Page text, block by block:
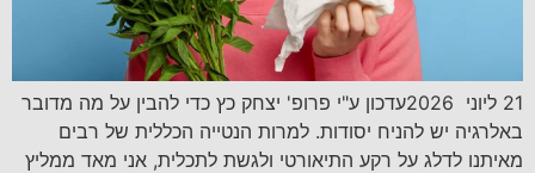
21 ליוני 2026עדכון ע"י פרופ' יצחק כץ כדי להבין על מה מדובר
באלרגיה יש להניח יסודות. למרות הנטייה הכללית של רבים
מאיתנו לדלג על רקע התיאורטי ולגשת לתכלית, אני מאד ממליץ